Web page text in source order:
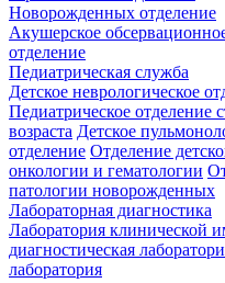
Новорожденных отделение
Акушерское
отделение
Педиатрическая служба
Детское неврологическое
Педиатрическое отделение
возраста Детское
отделение Отделение
онкологии и гематологии
патологии новорожденных
Лабораторная диагностика
Лаборатория клинической
диагностическая
лаборатория